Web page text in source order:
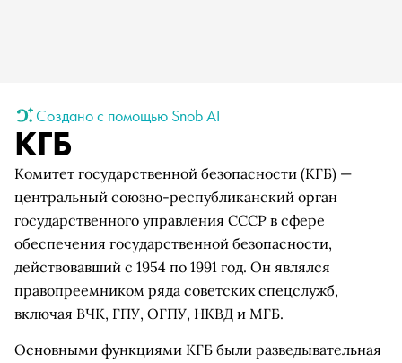
Создано с помощью Snob AI
КГБ
Комитет государственной безопасности (КГБ) —
центральный союзно-республиканский орган
государственного управления СССР в сфере
обеспечения государственной безопасности,
действовавший с 1954 по 1991 год. Он являлся
правопреемником ряда советских спецслужб,
включая ВЧК, ГПУ, ОГПУ, НКВД и МГБ.
Основными функциями КГБ были разведывательная